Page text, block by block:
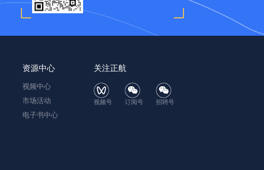
资源中心
视频中心
市场活动
电子书中心
关注正航
视频号 订阅号 招聘号